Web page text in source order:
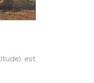
est